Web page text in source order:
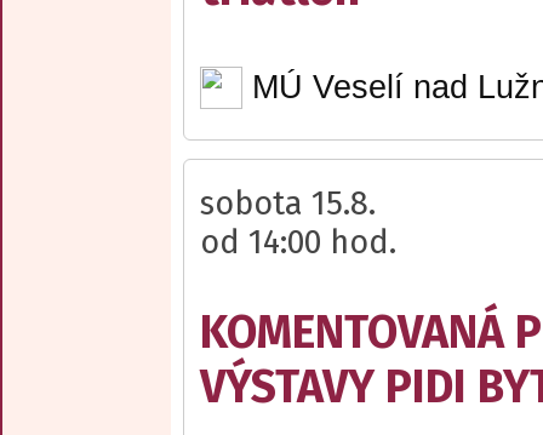
MÚ Veselí nad
sobota 15.8.
od 14:00 hod.
KOMENTOVANÁ
VÝSTAVY PIDI